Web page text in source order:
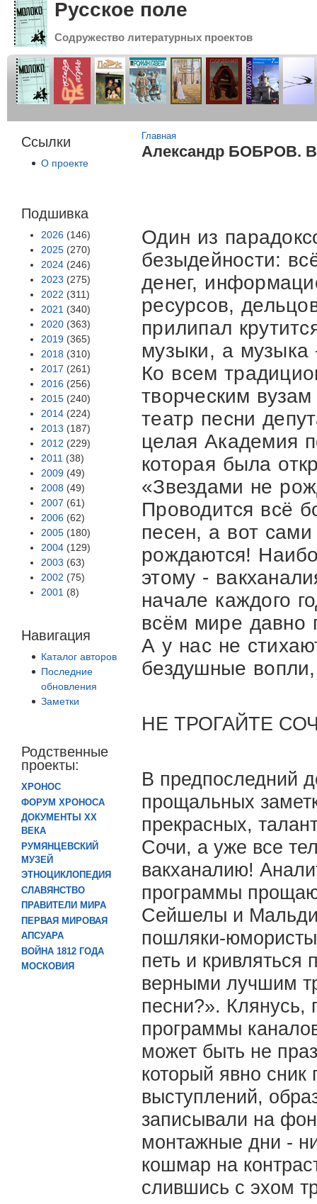
Русское поле
Содружество литературных проектов
Ссылки
О проекте
Подшивка
2026 (146)
2025 (270)
2024 (246)
2023 (275)
2022 (311)
2021 (340)
2020 (363)
2019 (365)
2018 (310)
2017 (261)
2016 (256)
2015 (240)
2014 (224)
2013 (187)
2012 (229)
2011 (38)
2009 (49)
2008 (49)
2007 (61)
2006 (62)
2005 (180)
2004 (129)
2003 (63)
2002 (75)
2001 (8)
Навигация
Каталог авторов
Последние
обновления
Заметки
Родственные
проекты:
ХРОНОС
ФОРУМ ХРОНОСА
ДОКУМЕНТЫ XX
ВЕКА
РУМЯНЦЕВСКИЙ
МУЗЕЙ
ЭТНОЦИКЛОПЕДИЯ
СЛАВЯНСТВО
ПРАВИТЕЛИ МИРА
ПЕРВАЯ МИРОВАЯ
АПСУАРА
ВОЙНА 1812 ГОДА
МОСКОВИЯ
Вы здесь
Главная
Александр БОБРОВ.
Один из
безыдейности:
денег,
ресурсов,
прилипал
музыки, а музыка
Ко всем
творческим
театр песни
целая Академия
которая была
«Звездами не
Проводится всё
песен, а вот
рождаются!
этому -
начале каждого
всём мире давно
А у нас не
бездушные
НЕ ТРОГАЙТЕ
В предпоследний
прощальных
прекрасных,
Сочи, а уже все
вакханалию!
программы
Сейшелы и
пошляки-
петь и кривляться
верными лучшим
песни?». Клянусь,
программы
может быть не
который явно
выступлений,
записывали на
монтажные дни -
кошмар на
слившись с эхом